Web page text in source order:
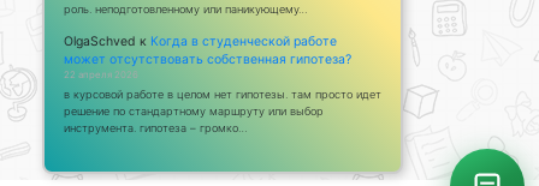
роль. неподготовленному или паникующему…
OlgaSchved к Когда в студенческой работе
может отсутствовать собственная гипотеза?
22 апреля 2026
в курсовой работе в целом нет гипотезы. там просто идет
решение по стандартному маршруту или выбор
инструмента. гипотеза – громко…